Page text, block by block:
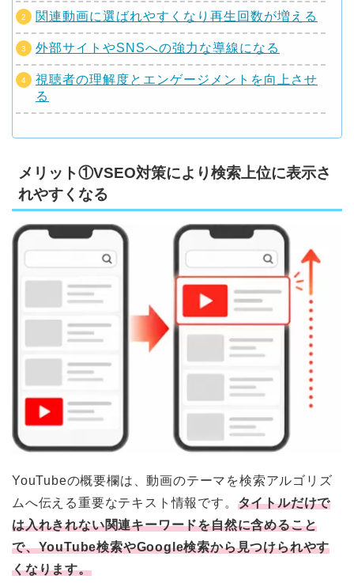
関連動画に選ばれやすくなり再生回数が増える
外部サイトやSNSへの強力な導線になる
視聴者の理解度とエンゲージメントを向上させ
る
メリット①VSEO対策により検索上位に表示さ
れやすくなる
YouTubeの概要欄は、動画のテーマを検索アルゴリズ
ムへ伝える重要なテキスト情報です。 タイトルだけで
は入れきれない関連キーワードを自然に含めること
で、YouTube検索やGoogle検索から見つけられやす
くなります。